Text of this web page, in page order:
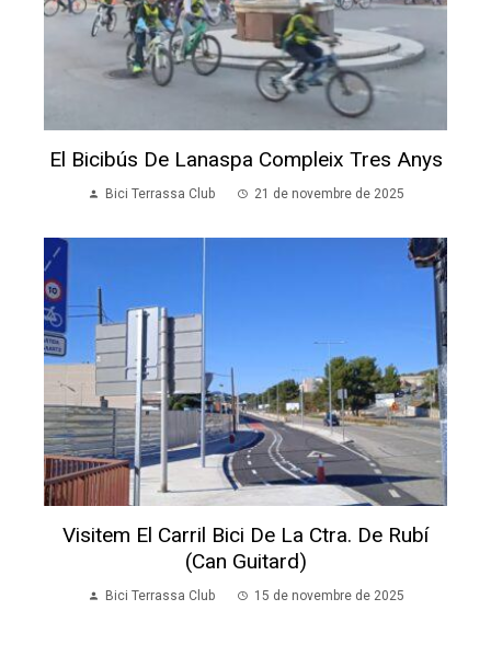
El Bicibús De Lanaspa Compleix Tres Anys
Bici Terrassa Club 21 de novembre de 2025
Visitem El Carril Bici De La Ctra. De Rubí
(Can Guitard)
Bici Terrassa Club 15 de novembre de 2025